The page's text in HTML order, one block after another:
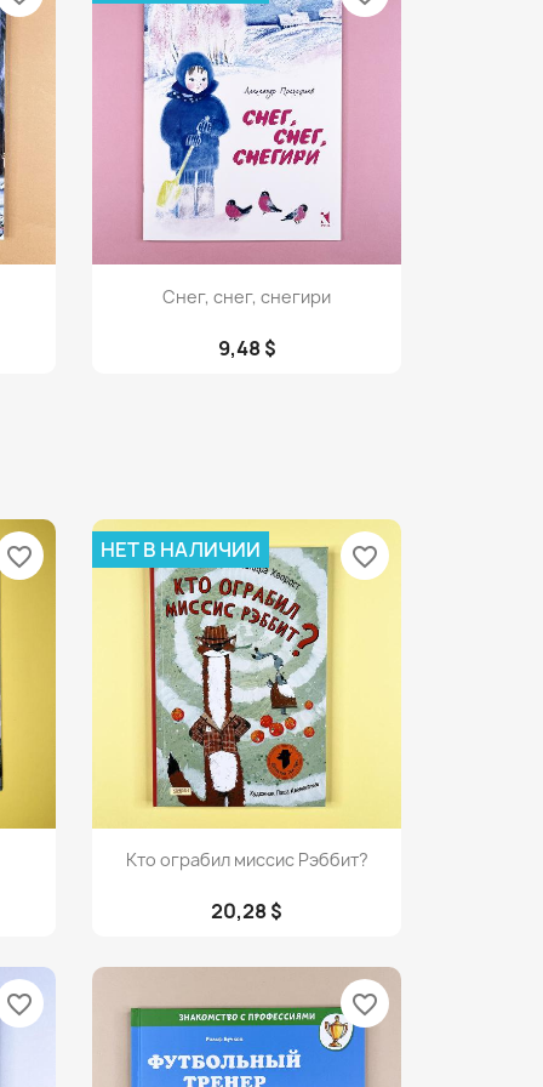
 Просмотр
Снег, снег, снегири
9,48 $
favorite_border
Просмотр
Кто ограбил миссис Рэббит?
20,28 $
НЕТ В НАЛИЧИИ favorite_border
favorite_border favorite_border